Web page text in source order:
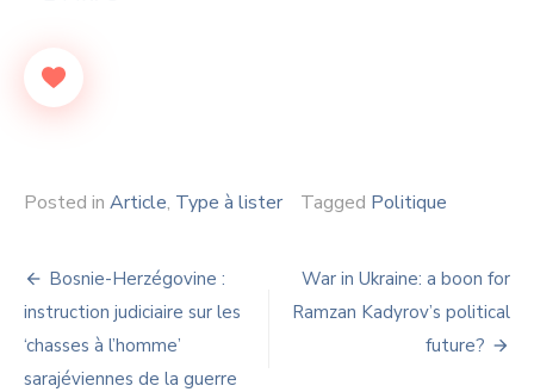
Posted in Article, Type à lister Tagged Politique
Navigation
de
l’article
Bosnie-Herzégovine :
instruction judiciaire sur les
‘chasses à l’homme’
sarajéviennes de la guerre
War in Ukraine: a boon for
Ramzan Kadyrov’s political
future?